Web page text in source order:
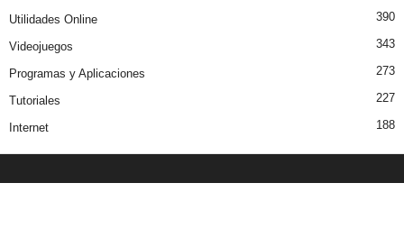
Utilidades Online 390
Videojuegos 343
Programas y Aplicaciones 273
Tutoriales 227
Internet 188